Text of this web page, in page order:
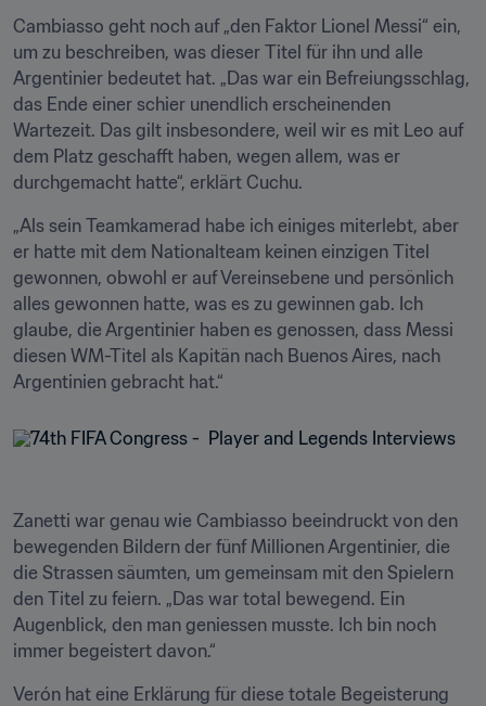
Cambiasso geht noch auf „den Faktor Lionel Messi“ ein,
um zu beschreiben, was dieser Titel für ihn und alle
Argentinier bedeutet hat. „Das war ein Befreiungsschlag,
das Ende einer schier unendlich erscheinenden
Wartezeit. Das gilt insbesondere, weil wir es mit Leo auf
dem Platz geschafft haben, wegen allem, was er
durchgemacht hatte“, erklärt Cuchu.
„Als sein Teamkamerad habe ich einiges miterlebt, aber
er hatte mit dem Nationalteam keinen einzigen Titel
gewonnen, obwohl er auf Vereinsebene und persönlich
alles gewonnen hatte, was es zu gewinnen gab. Ich
glaube, die Argentinier haben es genossen, dass Messi
diesen WM-Titel als Kapitän nach Buenos Aires, nach
Argentinien gebracht hat.“
Zanetti war genau wie Cambiasso beeindruckt von den
bewegenden Bildern der fünf Millionen Argentinier, die
die Strassen säumten, um gemeinsam mit den Spielern
den Titel zu feiern. „Das war total bewegend. Ein
Augenblick, den man geniessen musste. Ich bin noch
immer begeistert davon.“
Verón hat eine Erklärung für diese totale Begeisterung